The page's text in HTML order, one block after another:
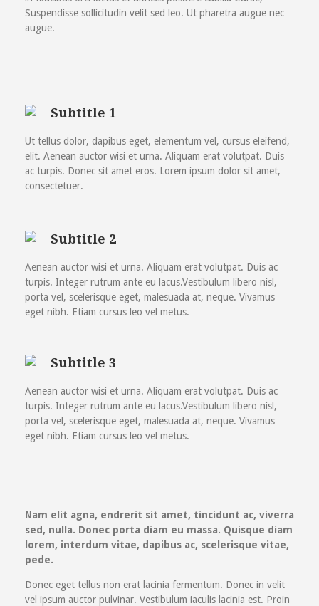
Suspendisse sollicitudin velit sed leo. Ut pharetra augue nec
augue.
Subtitle 1
Ut tellus dolor, dapibus eget, elementum vel, cursus eleifend,
elit. Aenean auctor wisi et urna. Aliquam erat volutpat. Duis
ac turpis. Donec sit amet eros. Lorem ipsum dolor sit amet,
consectetuer.
Subtitle 2
Aenean auctor wisi et urna. Aliquam erat volutpat. Duis ac
turpis. Integer rutrum ante eu lacus.Vestibulum libero nisl,
porta vel, scelerisque eget, malesuada at, neque. Vivamus
eget nibh. Etiam cursus leo vel metus.
Subtitle 3
Aenean auctor wisi et urna. Aliquam erat volutpat. Duis ac
turpis. Integer rutrum ante eu lacus.Vestibulum libero nisl,
porta vel, scelerisque eget, malesuada at, neque. Vivamus
eget nibh. Etiam cursus leo vel metus.
Nam elit agna, endrerit sit amet, tincidunt ac, viverra
sed, nulla. Donec porta diam eu massa. Quisque diam
lorem, interdum vitae, dapibus ac, scelerisque vitae,
pede.
Donec eget tellus non erat lacinia fermentum. Donec in velit
vel ipsum auctor pulvinar. Vestibulum iaculis lacinia est. Proin